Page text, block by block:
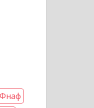
Фнаф